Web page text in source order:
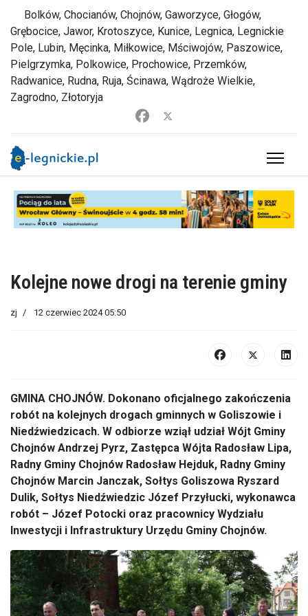
Bolków, Chocianów, Chojnów, Gaworzyce, Głogów,
Grębocice, Jawor, Krotoszyce, Kunice, Legnica, Legnickie
Pole, Lubin, Męcinka, Miłkowice, Mściwojów, Paszowice,
Pielgrzymka, Polkowice, Prochowice, Przemków,
Radwanice, Rudna, Ruja, Ścinawa, Wądroże Wielkie,
Zagrodno, Złotoryja
Kolejne nowe drogi na terenie gminy
zj 12 czerwiec 2024 05:50
GMINA CHOJNÓW. Dokonano oficjalnego zakończenia
robót na kolejnych drogach gminnych w Goliszowie i
Niedźwiedzicach. W odbiorze wziął udział Wójt Gminy
Chojnów Andrzej Pyrz, Zastępca Wójta Radosław Lipa,
Radny Gminy Chojnów Radosław Hejduk, Radny Gminy
Chojnów Marcin Janczak, Sołtys Goliszowa Ryszard
Dulik, Sołtys Niedźwiedzic Józef Przyłucki, wykonawca
robót – Józef Potocki oraz pracownicy Wydziału
Inwestycji i Infrastruktury Urzędu Gminy Chojnów.